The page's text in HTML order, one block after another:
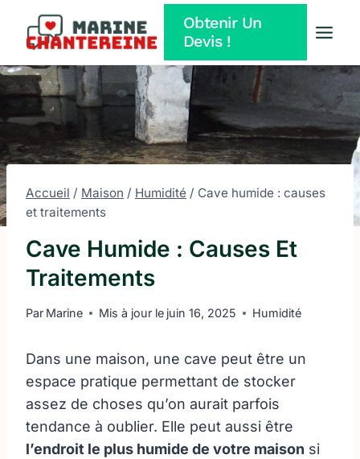
contenu
Obtenir Un
Devis !
Accueil / Maison / Humidité / Cave humide : causes
et traitements
Cave Humide : Causes Et
Traitements
Par Marine Mis à jour le juin 16, 2025 Humidité
Dans une maison, une cave peut être un
espace pratique permettant de stocker
assez de choses qu’on aurait parfois
tendance à oublier. Elle peut aussi être
l’endroit le plus humide de votre maison si